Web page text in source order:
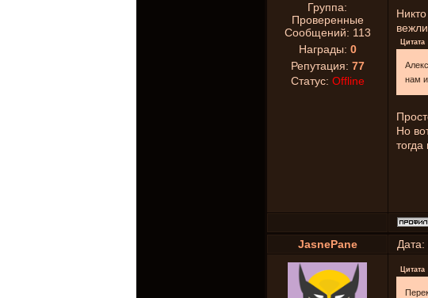
Группа:
Проверенные
Сообщений: 113
Награды: 0
Репутация: 77
Статус: Offline
Цитата
нам
Но
JasnePane
Цитата